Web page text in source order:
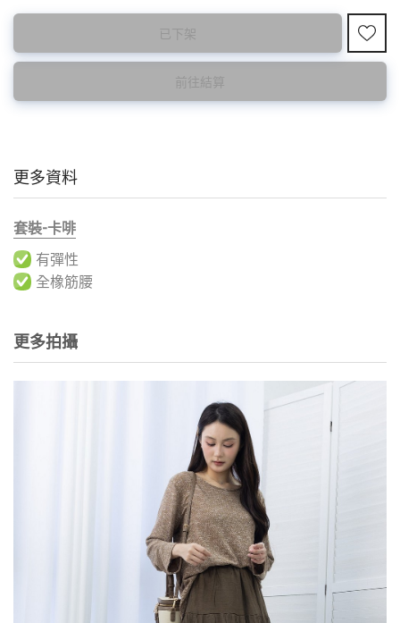
此為預購品
預購10~15天到貨 ⚠️
此為減價貨品
特價品不設退換，購買前請先確認所列出的尺碼是否合適。
已下架
前往結算
更多資料
套裝-卡啡
有彈性
全橡筋腰
更多拍攝